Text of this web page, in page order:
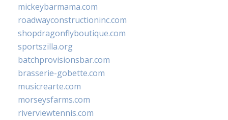
mickeybarmama.com
roadwayconstructioninc.com
shopdragonflyboutique.com
sportszilla.org
batchprovisionsbar.com
brasserie-gobette.com
musicrearte.com
morseysfarms.com
riverviewtennis.com